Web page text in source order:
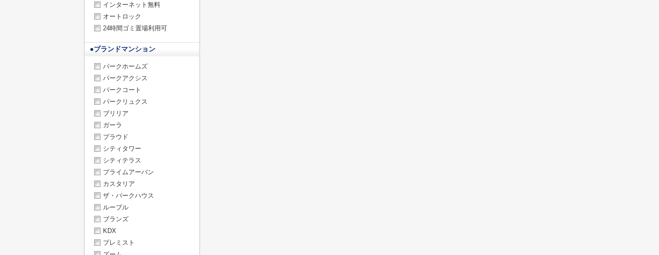
インターネット無料
オートロック
24時間ゴミ置場利用可
●ブランドマンション
パークホームズ
パークアクシス
パークコート
パークリュクス
ブリリア
ガーラ
プラウド
シティタワー
シティテラス
プライムアーバン
カスタリア
ザ・パークハウス
ルーブル
ブランズ
KDX
プレミスト